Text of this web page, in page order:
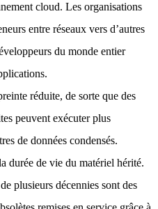
cloud. Les organisations
entre réseaux vers d’autres
du monde entier
réduite, de sorte que des
peuvent exécuter plus
de données condensés.
durée de vie du matériel hérité.
plusieurs décennies sont des